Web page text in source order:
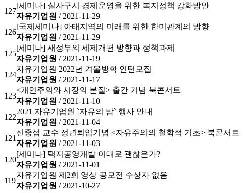
127
[세미나] 실사구시 경제운영을 위한 복지정책 강화방안
자유기업원 / 2021-11-29
126
[국제세미나] 아태지역의 미래를 위한 한미관계의 방향
자유기업원 / 2021-11-29
125
[세미나] 새정부의 세제개편 방향과 정책과제
자유기업원 / 2021-11-19
124
자유기업원 2022년 겨울방학 인턴모집
자유기업원 / 2021-11-17
123
<개인주의와 시장의 본질> 출간 기념 북콘서트
자유기업원 / 2021-11-10
122
2021 자유기업원 `자유의 밤` 행사 안내
자유기업원 / 2021-11-04
121
신중섭 교수 정년퇴임기념 <자유주의의 철학적 기초> 북콘서트
자유기업원 / 2021-11-03
120
[세미나] 택지공영개발 이대로 괜찮은가?
자유기업원 / 2021-11-01
119
자유기업원 제2회 영상 공모전 수상자 없음
자유기업원 / 2021-10-27